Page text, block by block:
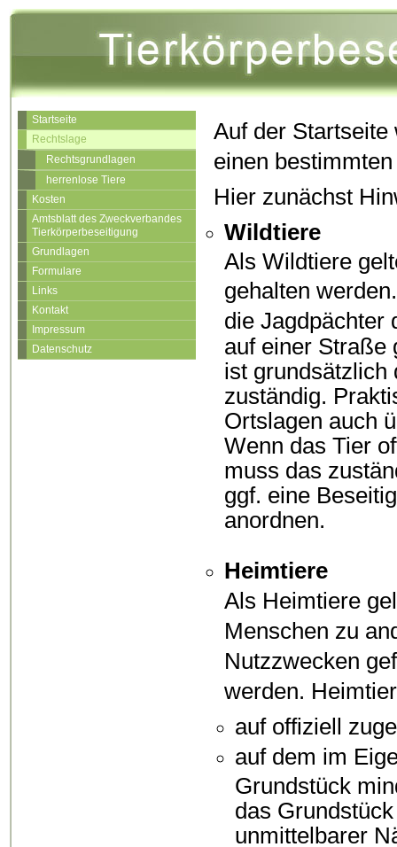
Startseite
Rechtslage
Rechtsgrundlagen
herrenlose Tiere
Kosten
Amtsblatt des Zweckverbandes
Tierkörperbeseitigung
Grundlagen
Formulare
Links
Kontakt
Impressum
Datenschutz
Auf der
einen
Hier zunächst
Wildtiere
Als Wildtiere
gehalten werden.
die Jagdpächter
auf einer Straße
ist grundsätzlich
zuständig.
Ortslagen auch
Wenn das Tier
muss das
ggf. eine
anordnen.
Heimtiere
Als Heimtiere
Menschen zu
Nutzzwecken
werden.
auf offiziell
auf dem im
Grundstück
das
unmittelbarer